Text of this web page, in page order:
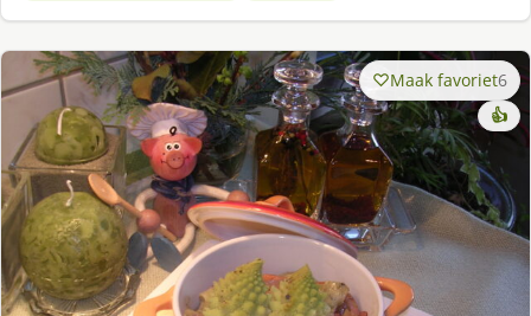
Maak favoriet6
👍